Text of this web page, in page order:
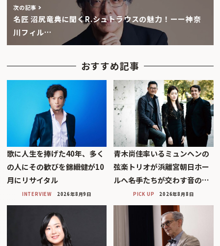
次の記事
名匠 沼尻竜典に聞くR.シュトラウスの魅力！ーー神奈
川フィル…
おすすめ記事
歌に人生を捧げた40年、多く
の人にその歓びを錦織健が10
月にリサイタル
INTERVIEW 2026年8月9日
青木尚佳率いるミュンヘンの
弦楽トリオが浜離宮朝日ホー
ルへ――名手たちが交わす音の…
PICK UP 2026年8月8日